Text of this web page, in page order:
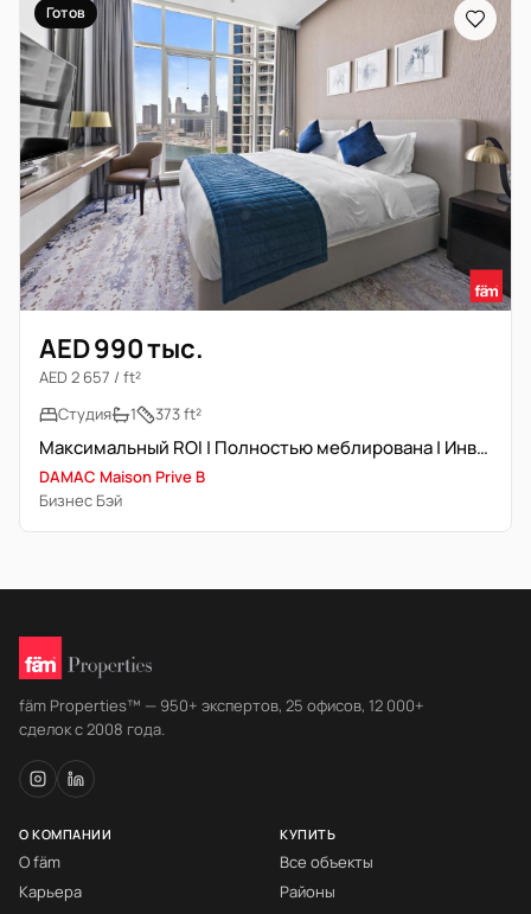
Готов
AED 990 тыс.
AED 2 657 / ft²
Студия
1 373 ft²
Максимальный ROI | Полностью меблирована | Инвестиционное предложение
DAMAC Maison Prive B
Бизнес Бэй
fäm Properties™ — 950+ экспертов, 25 офисов, 12 000+
сделок с 2008 года.
О КОМПАНИИ
О fäm
Карьера
КУПИТЬ
Все объекты
Районы